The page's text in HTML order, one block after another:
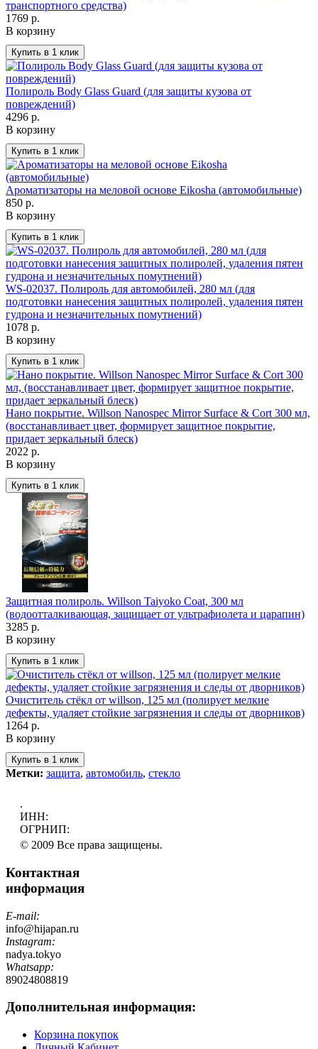
транспортного средства)
1769 р.
В корзину
Полироль Body Glass Guard (для защиты кузова от
повреждений)
4296 р.
В корзину
Ароматизаторы на меловой основе Eikosha (автомобильные)
850 р.
В корзину
WS-02037. Полироль для автомобилей, 280 мл (для
подготовки нанесения защитных полиролей, удаления пятен
гудрона и незначительных помутнений)
1078 р.
В корзину
Нано покрытие. Willson Nanospec Mirror Surface & Cort 300 мл,
(восстанавливает цвет, формирует защитное покрытие,
придает зеркальный блеск)
2022 р.
В корзину
Защитная полироль. Willson Taiyoko Сoat, 300 мл
(водоотталкивающая, защищает от ультрафиолета и царапин)
3285 р.
В корзину
Очиститель стёкл от willson, 125 мл (полирует мелкие
дефекты, удаляет стойкие загрязнения и следы от дворников)
1264 р.
В корзину
Метки: защита, автомобиль, стекло
.
ИНН:
ОГРНИП:
© 2009 Все права защищены.
Контактная
информация
E-mail:
info@hijapan.ru
Instagram:
nadya.tokyo
Whatsapp:
89024808819
Дополнительная информация:
Корзина покупок